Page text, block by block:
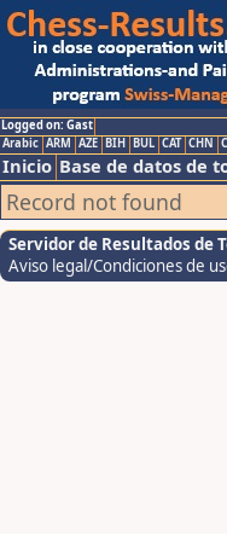
Logged on: Gast
Arabic ARM AZE BIH BUL CAT CHN
Inicio Base de datos de
Record not found
Servidor de Resultados de
Aviso legal/Condiciones de